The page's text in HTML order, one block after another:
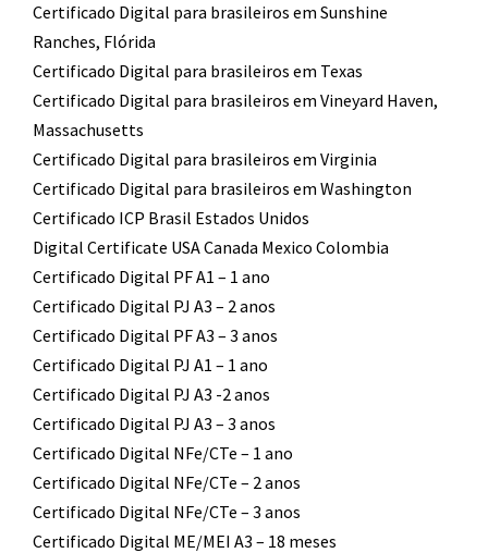
Certificado Digital para brasileiros em Sunshine
Ranches, Flórida
Certificado Digital para brasileiros em Texas
Certificado Digital para brasileiros em Vineyard Haven,
Massachusetts
Certificado Digital para brasileiros em Virginia
Certificado Digital para brasileiros em Washington
Certificado ICP Brasil Estados Unidos
Digital Certificate USA Canada Mexico Colombia
Certificado Digital PF A1 – 1 ano
Certificado Digital PJ A3 – 2 anos
Certificado Digital PF A3 – 3 anos
Certificado Digital PJ A1 – 1 ano
Certificado Digital PJ A3 -2 anos
Certificado Digital PJ A3 – 3 anos
Certificado Digital NFe/CTe – 1 ano
Certificado Digital NFe/CTe – 2 anos
Certificado Digital NFe/CTe – 3 anos
Certificado Digital ME/MEI A3 – 18 meses